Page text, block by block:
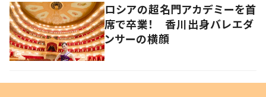
ロシアの超名門アカデミーを首
席で卒業！ 香川出身バレエダ
ンサーの横顔